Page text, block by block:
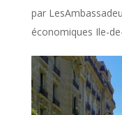
par
économiques Ile-